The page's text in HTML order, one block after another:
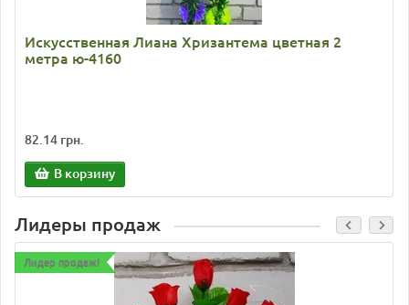
Искусственная Лиана Хризантема цветная 2
метра ю-4160
82.14 грн.
В корзину
Лидеры продаж
Лидер продаж!